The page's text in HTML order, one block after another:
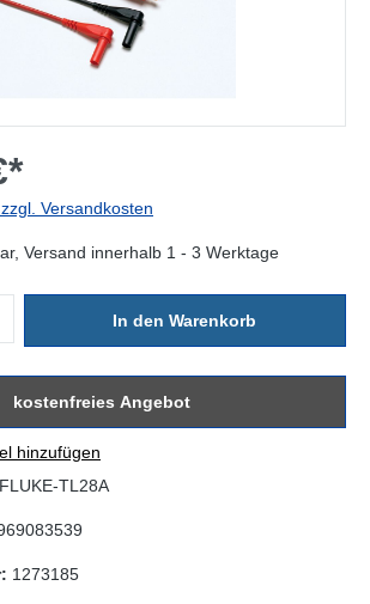
Versandkosten
Versand innerhalb 1 - 3 Werktage
In den Warenkorb
kostenfreies Angebot
hinzufügen
FLUKE-TL28A
1273185